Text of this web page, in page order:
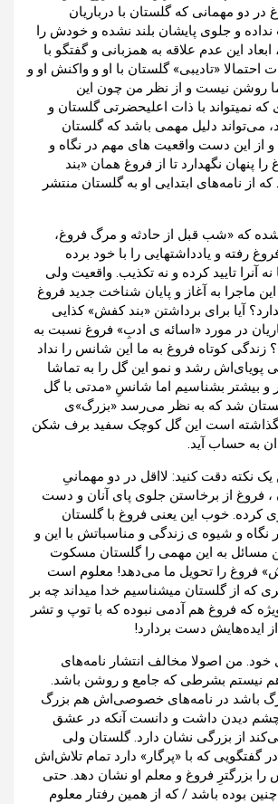
در دو مهمانی که گلستان با درباریان
نداده و جلوی پایشان بلند نشده و خودش را
این عدم علاقه به همزبانی و گفتگو با
احتمالا «تادیبی» گلستان با او و واکنش او و
روشن نیست و از نظر من چون این
که نمیتواند با ذات اعلیحضرتی گلستان و
می‌تواند دلیل مهمی باشد که گلستان
و از این دست واقعیت های مهم در نگاه و
پنهان نگهدارد تا از فروغ همان «بند
از نامه‌های ابتدایی او به گلستان منتشر
شده که «شب قبل از حادثه و مرگ فروغ،
رفته و یادداشتهایی را با خود برده
آنرا تایید کرده و نه تکذیب. واقعیت ولی
ماجرا به آغاز و پایان شناخت جدید فروغ
آیا برای برداشتن «بند کفش» کذایی
در مورد «اسائه ی ادبِ» فروغ نسبت به
زندگی کوتاه فروغ به ما این شانس را نداد
پویای‌اش رشد و ‌نمو این گل را به تماشا
و بیشتر بشناسیم اما شانسِ «مدتی با گل
شد که به نظر می‌رسد «بزرگ»ی
است این گل کوچک سفید برف شکن
نکته دقت کنید: لااقل در دو مهمانیِ
، فروغ از برخاستن جلوی پای آنان و دست
کرده. خوب این یعنی فروغ با گلستان
نگاه و شیوه ی زندگی و مناسباتش با این و
مسائل به این مهمی را گلستان مسکوت
فروغ را تحویل ما می‌دهد! معلوم است
که از گلستان میشناسیم خدا میداند چه بر
که فروغ هم آدمی نبوده که با توپ و تشر
ایده‌هایش دست بردارد!
من اصولا مخالف انتشار نامه‌های
نیستم بشرطی که جامع و روشن باشد.
باشد در نامه‌های خصوصی‌اش هم بزرگ
چشم دیدن داشت و دانست آنکه در عشق
از بزرگی نشان دارد. گلستان ولی
که با «پرگار» دارد تمام تلاش‌اش
بزرگترِ فروغ و معلم او نشان دهد. حتی
بوده باشد / که از همین رفتار معلوم